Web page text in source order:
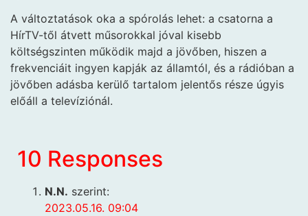
A változtatások oka a spórolás lehet: a csatorna a
HírTV-től átvett műsorokkal jóval kisebb
költségszinten működik majd a jövőben, hiszen a
frekvenciáit ingyen kapják az államtól, és a rádióban a
jövőben adásba kerülő tartalom jelentős része úgyis
előáll a televíziónál.
10 Responses
N.N. szerint:
2023.05.16. 09:04